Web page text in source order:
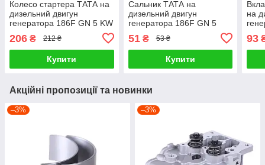
Колесо стартера ТАТА на
дизельний двигун
генератора 186F GN 5 KW
206 ₴ 212 ₴
Купити
Сальник ТАТА на
дизельний двигун
генератора 186F GN 5
51₴ 53 ₴
Купити
на
93
Акційні пропозиції та новинки
–3% –3%